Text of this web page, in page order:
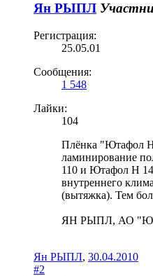
Ян РЫПЛ
Регистрация:
25.05.01
Сообщения:
1 548
Лайки:
104
Плёнка "Ютафол Н
ламинирование
110 и Ютафол Н
внутреннего
(вытяжка). Тем
ЯН РЫПЛ, АО
Ян РЫПЛ, 30.04.2010
#2